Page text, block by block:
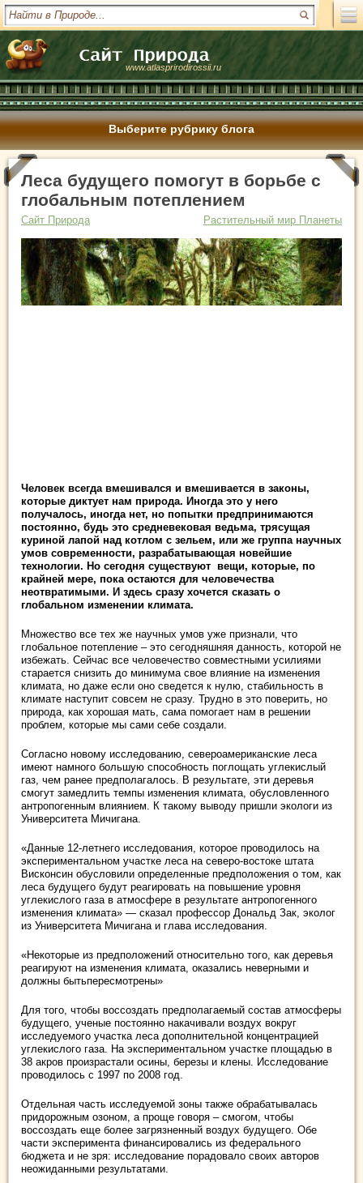
www.atlasprirodirossii.ru
Выберите рубрику блога
Леса будущего помогут в борьбе с
глобальным потеплением
Сайт Природа Растительный мир Планеты
Человек всегда вмешивался и вмешивается в законы,
которые диктует нам природа. Иногда это у него
получалось, иногда нет, но попытки предпринимаются
постоянно, будь это средневековая ведьма, трясущая
куриной лапой над котлом с зельем, или же группа научных
умов современности, разрабатывающая новейшие
технологии. Но сегодня существуют вещи, которые, по
крайней мере, пока остаются для человечества
неотвратимыми. И здесь сразу хочется сказать о
глобальном изменении климата.
Множество все тех же научных умов уже признали, что
глобальное потепление – это сегодняшняя данность, которой не
избежать. Сейчас все человечество совместными усилиями
старается снизить до минимума свое влияние на изменения
климата, но даже если оно сведется к нулю, стабильность в
климате наступит совсем не сразу. Трудно в это поверить, но
природа, как хорошая мать, сама помогает нам в решении
проблем, которые мы сами себе создали.
Согласно новому исследованию, североамериканские леса
имеют намного большую способность поглощать углекислый
газ, чем ранее предполагалось. В результате, эти деревья
смогут замедлить темпы изменения климата, обусловленного
антропогенным влиянием. К такому выводу пришли экологи из
Университета Мичигана.
«Данные 12-летнего исследования, которое проводилось на
экспериментальном участке леса на северо-востоке штата
Висконсин обусловили определенные предположения о том, как
леса будущего будут реагировать на повышение уровня
углекислого газа в атмосфере в результате антропогенного
изменения климата» — сказал профессор Дональд Зак, эколог
из Университета Мичигана и глава исследования.
«Некоторые из предположений относительно того, как деревья
реагируют на изменения климата, оказались неверными и
должны бытьпересмотрены»
Для того, чтобы воссоздать предполагаемый состав атмосферы
будущего, ученые постоянно накачивали воздух вокруг
исследуемого участка леса дополнительной концентрацией
углекислого газа. На экспериментальном участке площадью в
38 акров произрастали осины, березы и клены. Исследование
проводилось с 1997 по 2008 год.
Отдельная часть исследуемой зоны также обрабатывалась
придорожным озоном, а проще говоря – смогом, чтобы
воссоздать еще более загрязненный воздух будущего. Обе
части эксперимента финансировались из федерального
бюджета и не зря: исследование порадовало своих авторов
неожиданными результатами.